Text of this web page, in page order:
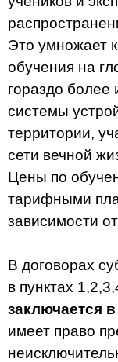
Это умножает
обучения на
гораздо более
системы
территории,
сети вечной
Цены по
тарифными
зависимости
В договорах
в пунктах
заключается
имеет право